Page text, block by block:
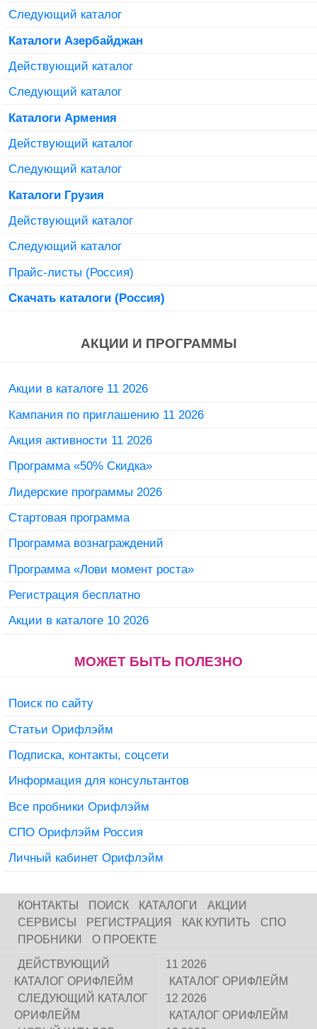
Следующий каталог
Каталоги Азербайджан
Действующий каталог
Следующий каталог
Каталоги Армения
Действующий каталог
Следующий каталог
Каталоги Грузия
Действующий каталог
Следующий каталог
Прайс-листы (Россия)
Скачать каталоги (Россия)
АКЦИИ И ПРОГРАММЫ
Акции в каталоге 11 2026
Кампания по приглашению 11 2026
Акция активности 11 2026
Программа «50% Скидка»
Лидерские программы 2026
Стартовая программа
Программа вознаграждений
Программа «Лови момент роста»
Регистрация бесплатно
Акции в каталоге 10 2026
МОЖЕТ БЫТЬ ПОЛЕЗНО
Поиск по сайту
Статьи Орифлэйм
Подписка, контакты, соцсети
Информация для консультантов
Все пробники Орифлэйм
СПО Орифлэйм Россия
Личный кабинет Орифлэйм
КОНТАКТЫ ПОИСК КАТАЛОГИ
АКЦИИ
СЕРВИСЫ
РЕГИСТРАЦИЯ КАК КУПИТЬ
СПО
ПРОБНИКИ
О ПРОЕКТЕ
ДЕЙСТВУЮЩИЙ
КАТАЛОГ ОРИФЛЕЙМ
СЛЕДУЮЩИЙ КАТАЛОГ
ОРИФЛЕЙМ
11 2026
КАТАЛОГ ОРИФЛЕЙМ
12 2026
КАТАЛОГ ОРИФЛЕЙМ